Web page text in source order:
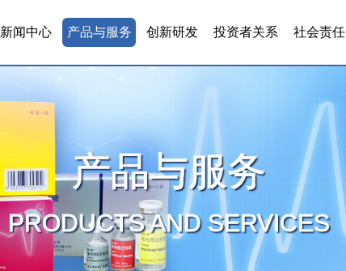
新闻中心 产品与服务 创新研发 投资者关系 社会责任
产品与服务
PRODUCTS AND SERVICES